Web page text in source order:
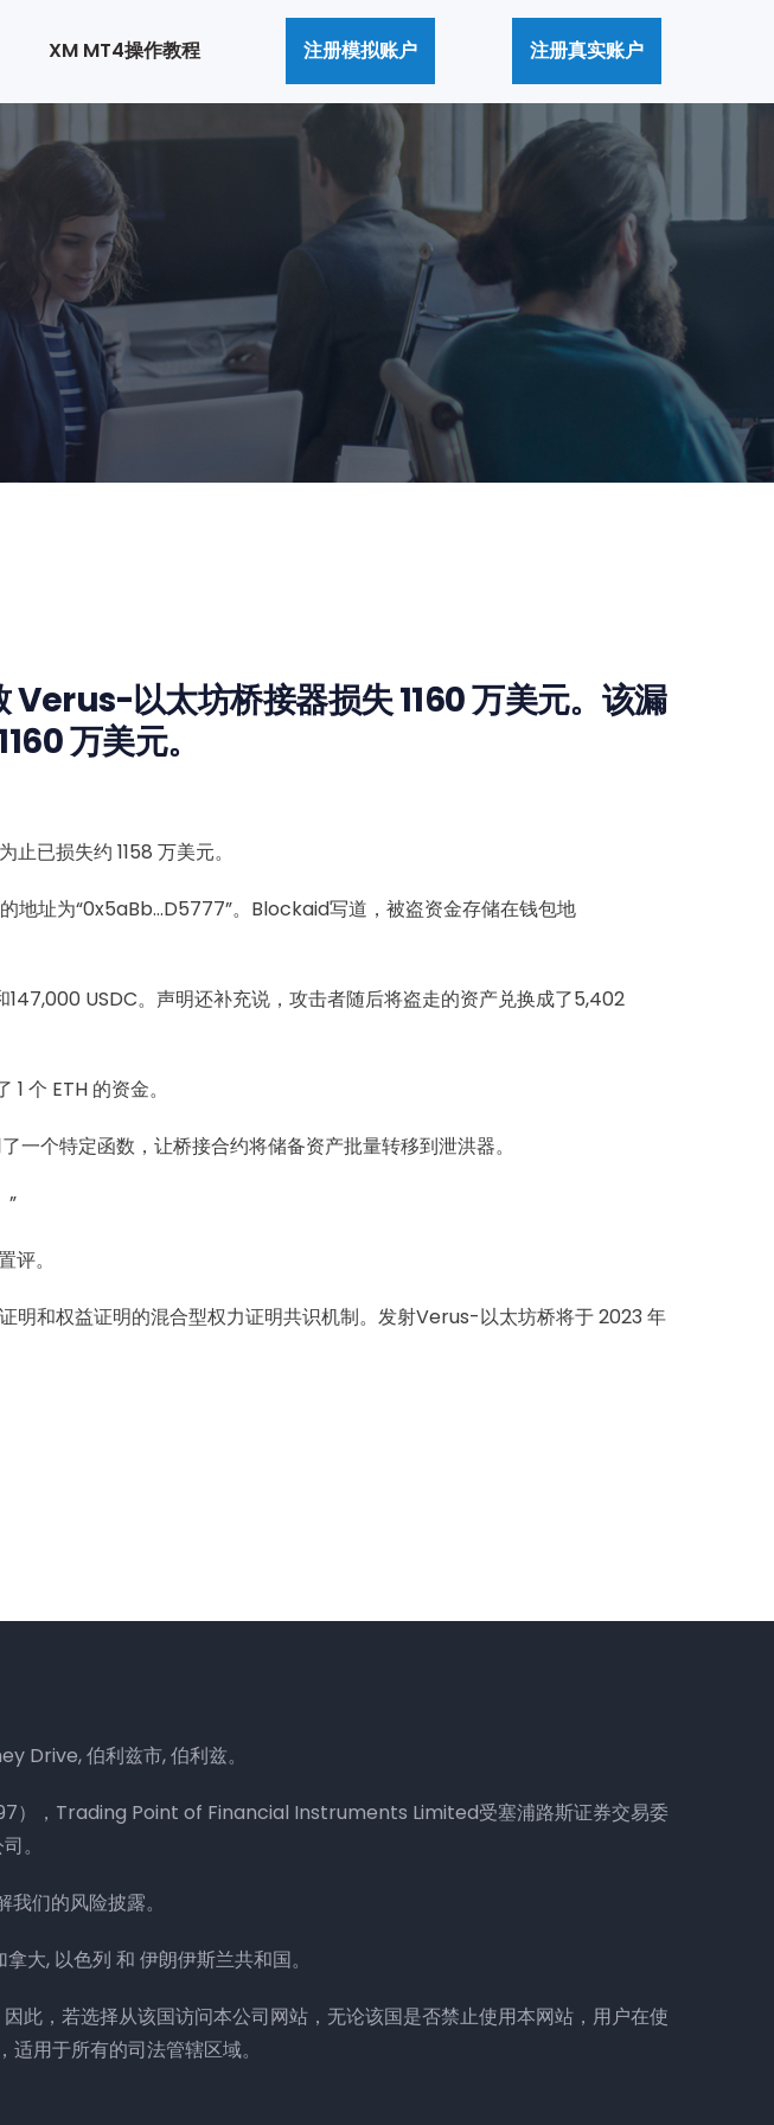
XM MT4操作教程 注册模拟账户 注册真实账户
以太坊桥接器损失 1160 万美元。该漏
万美元。
已损失约 1158 万美元。
地址为“0x5aBb…D5777”。Blockaid写道，被盗资金存储在钱包地
USDC。声明还补充说，攻击者随后将盗走的资产兑换成了5,402
个 ETH 的资金。
个特定函数，让桥接合约将储备资产批量转移到泄洪器。
”
。
明和权益证明的混合型权力证明共识机制。发射Verus-以太坊桥将于 2023 年
Drive, 伯利兹市, 伯利兹。
），Trading Point of Financial Instruments Limited受塞浦路斯证券交易委
。
们的风险披露。
大, 以色列 和 伊朗伊斯兰共和国。
此，若选择从该国访问本公司网站，无论该国是否禁止使用本网站，用户在使
用于所有的司法管辖区域。